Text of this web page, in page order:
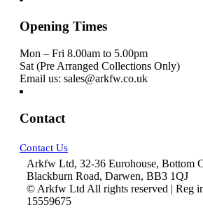
Opening Times
Mon – Fri 8.00am to 5.00pm
Sat (Pre Arranged Collections Only)
Email us: sales@arkfw.co.uk
Contact
Contact Us
Arkfw Ltd, 32-36 Eurohouse, Bottom
Blackburn Road, Darwen, BB3 1QJ
© Arkfw Ltd All rights reserved | Reg
15559675